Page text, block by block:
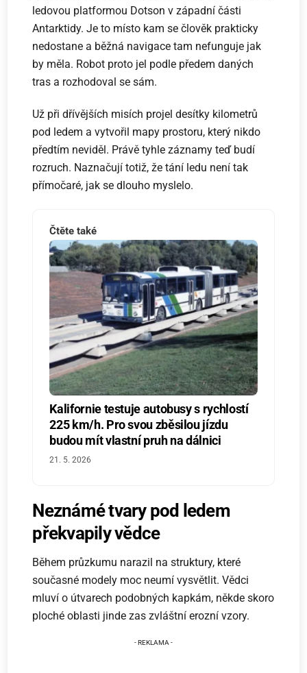
ledovou platformou Dotson v západní části
Antarktidy. Je to místo kam se člověk prakticky
nedostane a běžná navigace tam nefunguje jak
by měla. Robot proto jel podle předem daných
tras a rozhodoval se sám.
Už při dřívějších misích projel desítky kilometrů
pod ledem a vytvořil mapy prostoru, který nikdo
předtím neviděl. Právě tyhle záznamy teď budí
rozruch. Naznačují totiž, že tání ledu není tak
přímočaré, jak se dlouho myslelo.
Čtěte také
Kalifornie testuje autobusy s rychlostí
225 km/h. Pro svou zběsilou jízdu
budou mít vlastní pruh na dálnici
21. 5. 2026
Neznámé tvary pod ledem
překvapily vědce
Během průzkumu narazil na struktury, které
současné modely moc neumí vysvětlit. Vědci
mluví o útvarech podobných kapkám, někde skoro
ploché oblasti jinde zas zvláštní erozní vzory.